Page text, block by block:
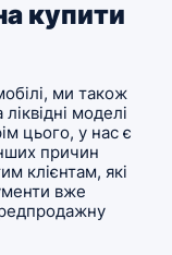
купити
ми також
моделі
цього, у нас є
причин
клієнтам, які
вже